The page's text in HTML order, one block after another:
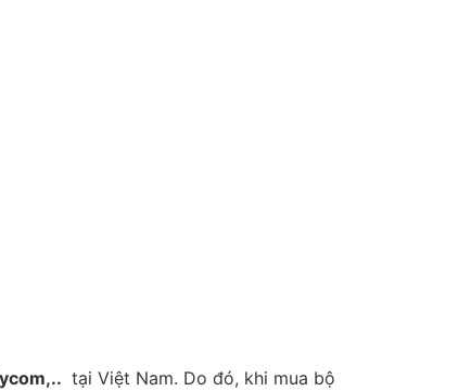
tại Việt Nam. Do đó, khi mua bộ